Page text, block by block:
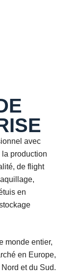
avec
production
de flight
en
monde entier,
en Europe,
et du Sud.